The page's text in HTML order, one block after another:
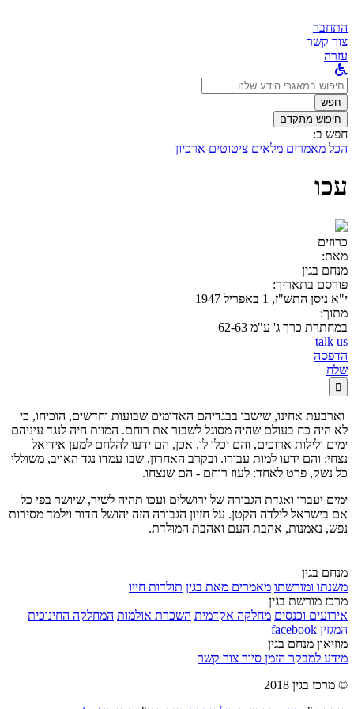
התחבר
צור קשר
עזרה
לחפש
ב:חפש
חיפוש מתקדם
חפש ב:
הכל מאמרים מלאים ציטוטים ארכיון
עכו
כרוזים
מאת:
מנחם בגין
פורסם בתאריך:
י"א ניסן התש"ז, 1 באפריל 1947
מתוך:
במחתרת כרך ג' ע"מ 62-63
talk us
הדפסה
שלח

וארבעת אחינו, שישבו בבגדיהם האדומים שבועות וחדשים, הוכיחו, כי
לא היה כח בעולם שהיה מסוגל לשבור את רוחם. המוות היה לנגד עיניהם
ימים ולילות ארוכים, והם יכלו לו. אכן, הם ידעו להלחם למען אידיאל
נצחי: והם ידעו למות עבורו. ובקרב האחרון, שבו עמדו נגד האויב, משוללי
כל נשק, פרט לאחד: לעוז רוחם - הם שנצחו.
ימים יעברו ואגדת הגבורה של ירושלים ועכו תהיה לשיר, שיושר בפי כל
אם בישראל לילדה הקטן. על חזיון הגבורה הזה יהושל הדור וילמד מסירות
נפש, נאמנות, אהבת העם ואהבת המולדת.
מנחם בגין
משנתו ומורשתו מאמרים מאת בגין תולדות חייו
מרכז מורשת בגין
אירועים וכנסים מחלקה אקדמית השכרת אולמות המחלקה החינוכית
המגזין facebook
מוזיאון מנחם בגין
מידע למבקר הזמן סיור צור קשר
© מרכז בגין 2018